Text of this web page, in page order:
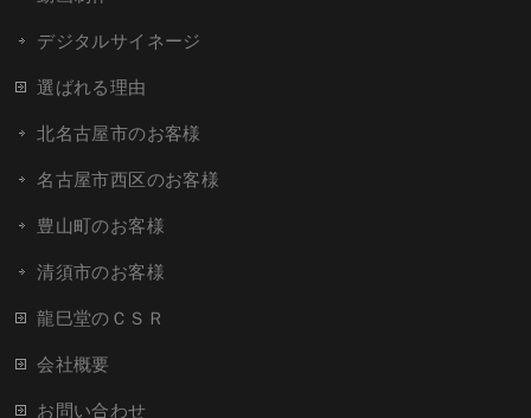
デジタルサイネージ
選ばれる理由
北名古屋市のお客様
名古屋市西区のお客様
豊山町のお客様
清須市のお客様
龍巳堂のＣＳＲ
会社概要
お問い合わせ